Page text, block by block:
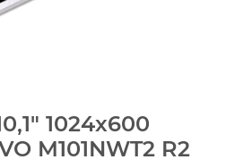
1024x600
M101NWT2 R2